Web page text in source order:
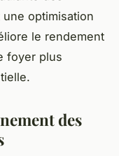
optimisation
le rendement
foyer plus
des